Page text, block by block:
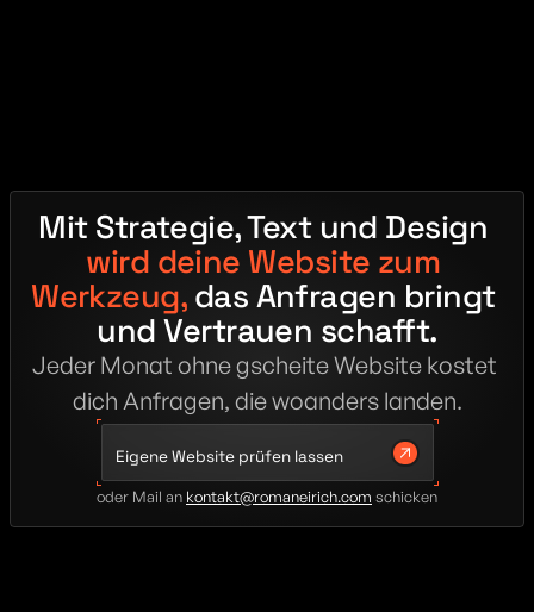
wird deine Website zum
Werkzeug, das Anfragen bringt
und Vertrauen schafft.
Jeder Monat ohne gscheite Website kostet
dich Anfragen, die woanders landen.
Eigene Website prüfen lassen
oder Mail an kontakt@romaneirich.com schicken